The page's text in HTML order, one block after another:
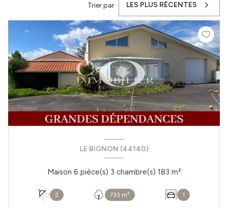
Trier par LES PLUS RÉCENTES
LE BIGNON (44140)
Maison 6 pièce(s) 3 chambre(s) 183 m²
2 733 m² 1